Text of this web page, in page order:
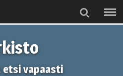
etsi vapaasti